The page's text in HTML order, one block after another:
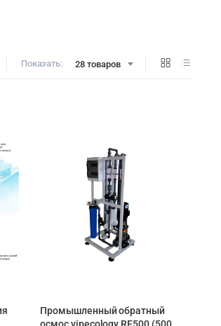
Показать: 28 товаров
Промышленный обратный